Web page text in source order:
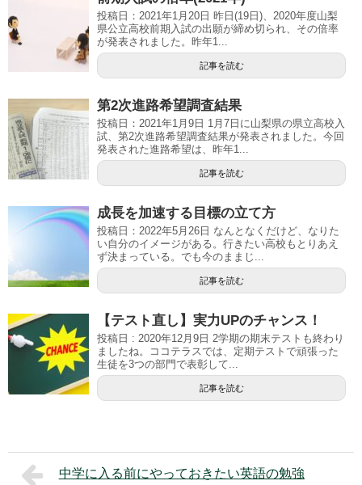
投稿日：2021年1月20日 昨日(19日)、2020年度山梨
県公立高校前期入試の出願が締め切られ、その倍率
が発表されました。昨年1...
記事を読む
第2次進路希望調査結果
投稿日：2021年1月9日 1月7日に山梨県の県立高校入
試、第2次進路希望調査結果が発表されました。今回
発表された進路希望は、昨年1...
記事を読む
成長を加速する目標の立て方
投稿日：2022年5月26日 なんとなくだけど、なりた
い自分のイメージがある。行きたい高校もとりあえ
ず決まっている。でも今のままじ...
記事を読む
【テスト直し】実力UPのチャンス！
投稿日 : 2020年12月9日 2学期の期末テストも終わり
ましたね。ココテラスでは、定期テストで頑張った
生徒を3つの部門で表彰して...
記事を読む
中学に入る前にやっておきたい英語の勉強